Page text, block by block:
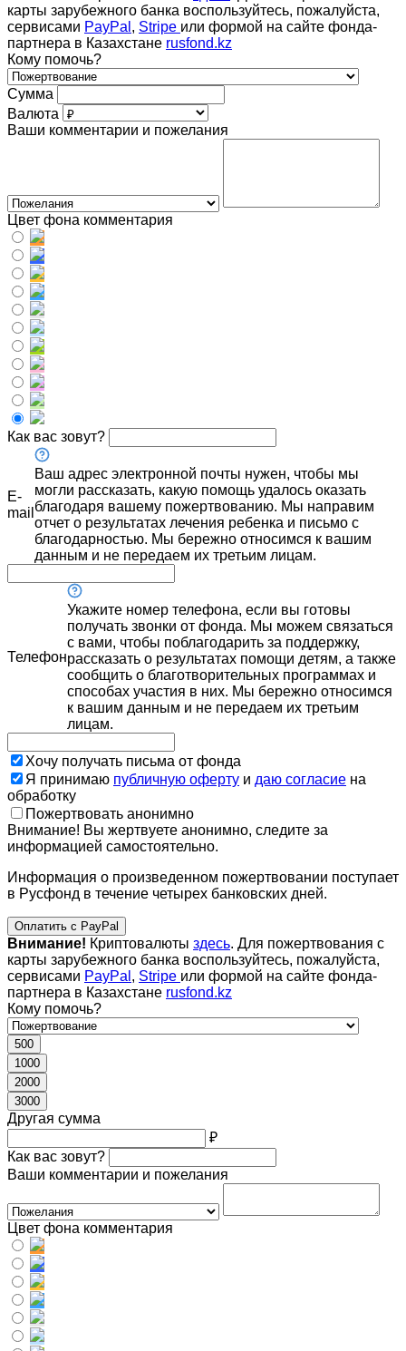
карты зарубежного банка воспользуйтесь, пожалуйста,
сервисами PayPal , Stripe или формой на сайте фонда-
партнера в Казахстане rusfond.kz
Кому помочь?
Сумма
Валюта
Ваши комментарии и пожелания
Цвет фона комментария
Как вас зовут?
E-
mail
Ваш адрес электронной почты нужен, чтобы мы
могли рассказать, какую помощь удалось оказать
благодаря вашему пожертвованию. Мы направим
отчет о результатах лечения ребенка и письмо с
благодарностью. Мы бережно относимся к вашим
данным и не передаем их третьим лицам.
Телефон
Укажите номер телефона, если вы готовы
получать звонки от фонда. Мы можем связаться
с вами, чтобы поблагодарить за поддержку,
рассказать о результатах помощи детям, а также
сообщить о благотворительных программах и
способах участия в них. Мы бережно относимся
к вашим данным и не передаем их третьим
лицам.
Хочу получать письма от фонда
Я принимаю публичную оферту и даю согласие на
обработку
Пожертвовать анонимно
Внимание! Вы жертвуете анонимно, следите за
информацией самостоятельно.
Информация о произведенном пожертвовании поступает
в Русфонд в течение четырех банковских дней.
Оплатить с PayPal
Внимание! Криптовалюты здесь. Для пожертвования с
карты зарубежного банка воспользуйтесь, пожалуйста,
сервисами PayPal , Stripe или формой на сайте фонда-
партнера в Казахстане rusfond.kz
Кому помочь?
500
1000
2000
3000
Другая сумма
₽
Как вас зовут?
Ваши комментарии и пожелания
Цвет фона комментария